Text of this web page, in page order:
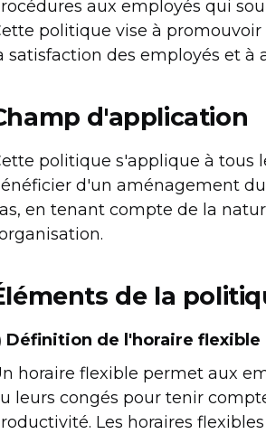
aux employés qui
politique vise à
satisfaction des employés et
d'application
politique s'applique à tous
d'un aménagement
en tenant compte de la
de la
Définition de l'horaire flexible
horaire flexible permet aux
leurs congés pour tenir
Les horaires